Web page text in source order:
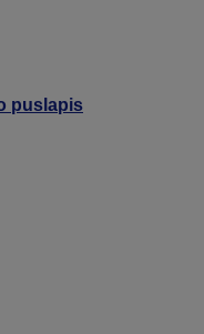
puslapis